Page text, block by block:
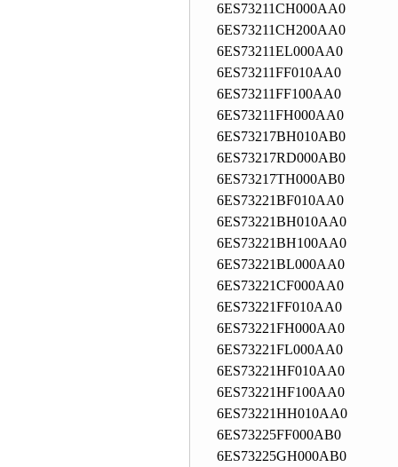
6ES73211CH000AA0
6ES73211CH200AA0
6ES73211EL000AA0
6ES73211FF010AA0
6ES73211FF100AA0
6ES73211FH000AA0
6ES73217BH010AB0
6ES73217RD000AB0
6ES73217TH000AB0
6ES73221BF010AA0
6ES73221BH010AA0
6ES73221BH100AA0
6ES73221BL000AA0
6ES73221CF000AA0
6ES73221FF010AA0
6ES73221FH000AA0
6ES73221FL000AA0
6ES73221HF010AA0
6ES73221HF100AA0
6ES73221HH010AA0
6ES73225FF000AB0
6ES73225GH000AB0